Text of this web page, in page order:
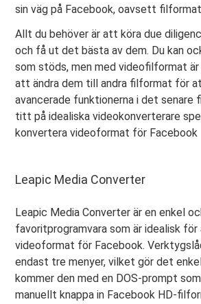
sin väg på Facebook, oavsett
Allt du behöver är att köra due
och få ut det bästa av dem. Du kan
som stöds, men med videofilformat
att ändra dem till andra filformat för
avancerade funktionerna i det senare
titt på idealiska videokonverterare
konvertera videoformat för Facebook
Leapic Media Converter
Leapic Media Converter är en enkel
favoritprogramvara som är idealisk
videoformat för Facebook.
endast tre menyer, vilket gör det
kommer den med en DOS-prompt
manuellt knappa in Facebook HD-